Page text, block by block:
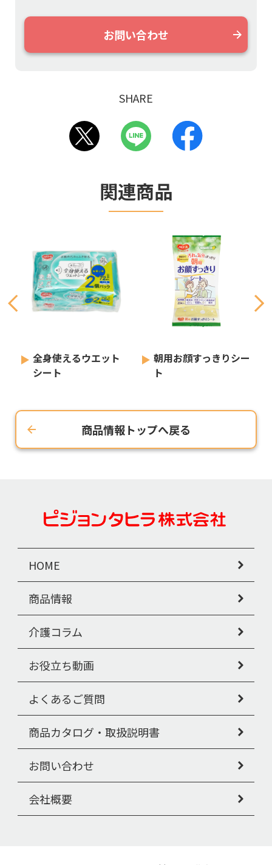
お問い合わせ
SHARE
関連商品
全身使えるウエット
シート
朝用お顔すっきりシー
ト
商品情報トップへ戻る
HOME
商品情報
介護コラム
お役立ち動画
よくあるご質問
商品カタログ・取扱説明書
お問い合わせ
会社概要